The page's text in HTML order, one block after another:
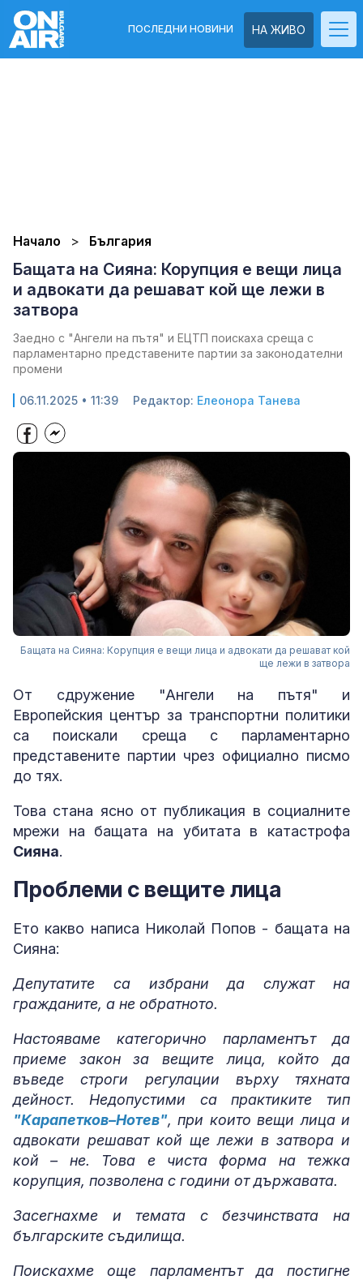
НА ЖИВО
ПОСЛЕДНИ НОВИНИ
Начало България
Бащата на Сияна: Корупция е вещи лица
и адвокати да решават кой ще лежи в
затвора
Заедно с "Ангели на пътя" и ЕЦТП поискаха среща с
парламентарно представените партии за законодателни
промени
06.11.2025 • 11:39 Редактор: Елеонора Танева
Бащата на Сияна: Корупция е вещи лица и адвокати да решават кой
ще лежи в затвора
От сдружение "Ангели на пътя" и
Европейския център за транспортни политики
са поискали среща с парламентарно
представените партии чрез официално писмо
до тях.
Това стана ясно от публикация в социалните
мрежи на бащата на убитата в катастрофа
Сияна.
Проблеми с вещите лица
Ето какво написа Николай Попов - бащата на
Сияна:
Депутатите са избрани да служат на
гражданите, а не обратното.
Настояваме категорично парламентът да
приеме закон за вещите лица, който да
въведе строги регулации върху тяхната
дейност. Недопустими са практиките тип
"Карапетков–Нотев", при които вещи лица и
адвокати решават кой ще лежи в затвора и
кой – не. Това е чиста форма на тежка
корупция, позволена с години от държавата.
Засегнахме и темата с безчинствата на
българските съдилища.
Поискахме още парламентът да постигне